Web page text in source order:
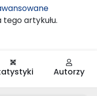
tego artykułu.
Autorzy